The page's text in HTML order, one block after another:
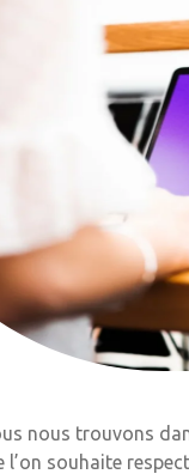
nous trouvons
souhaite